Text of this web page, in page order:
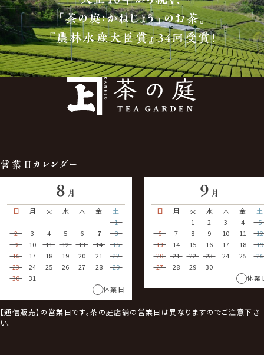
「茶の庭：かねじょう」のお茶。
『農林水産大臣賞』34回受賞！
営業日カレンダー
8 月
日
月 火 水 木 金
土
1
2
3 4 5 6 7
8
9
10 11 12 13 14
15
16
17 18 19 20 21
22
23
24 25 26 27 28
29
30
31
休業日
9 月
日
月 火 水 木 金
土
1
2 3 4
5
6
7 8 9 10 11
12
13
14 15 16 17 18
19
20
21 22 23 24 25
26
27
28 29
30
休業
【通信販売】の営業日です。茶の庭店舗の営業日は異なりますのでご注意下さ
い。